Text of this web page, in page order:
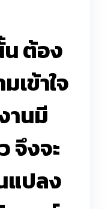
ต้อง
เข้าใจ
านมี
จึงจะ
แปลง